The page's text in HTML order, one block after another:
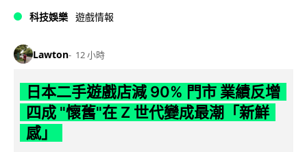
科技娛樂 遊戲情報
Lawton 12 小時
日本二手遊戲店減 90% 門市 業績反增
四成 "懷舊"在 Z 世代變成最潮「新鮮
感」